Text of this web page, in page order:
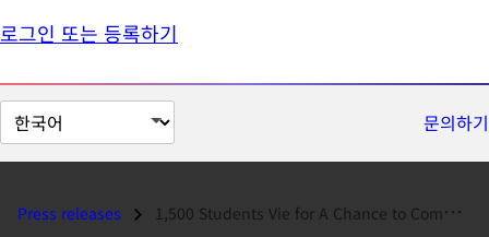
로그인 또는 등록하기
페
이
문의하기
Press releases 1,500 Students Vie for A Chance to Compete in APAC#39;s 2nd Regional R...